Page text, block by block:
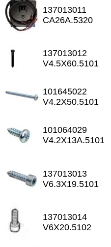
137013011
CA26A.5320
137013012
V4.5X60.5101
101645022
V4.2X50.5101
101064029
V4.2X13A.5101
137013013
V6.3X19.5101
137013014
V6X20.5102